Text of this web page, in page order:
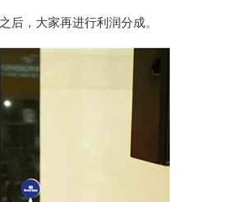
，大家再进行利润分成。